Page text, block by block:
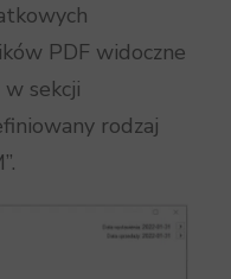
PDF widoczne
sekcji
rodzaj